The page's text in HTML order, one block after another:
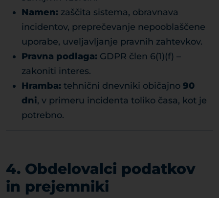
Namen: zaščita sistema, obravnava
incidentov, preprečevanje nepooblaščene
uporabe, uveljavljanje pravnih zahtevkov.
Pravna podlaga: GDPR člen 6(1)(f) –
zakoniti interes.
Hramba: tehnični dnevniki običajno 90
dni, v primeru incidenta toliko časa, kot je
potrebno.
4. Obdelovalci podatkov
in prejemniki